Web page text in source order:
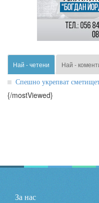
Най - четени Най -
Спешно укрепват
{/mostViewed}
За нас